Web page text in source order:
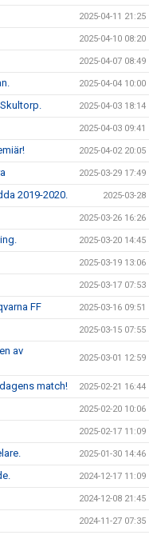
2025-04-11 21:25
2025-04-10 08:20
2025-04-07 08:49
2025-04-04 10:00
2025-04-03 18:14
2025-04-03 09:41
2025-04-02 20:05
2025-03-29 17:49
2019-2020. 2025-03-28
2025-03-26 16:26
2025-03-20 14:45
2025-03-19 13:06
2025-03-17 07:53
FF 2025-03-16 09:51
2025-03-15 07:55
av
2025-03-01 12:59
match! 2025-02-21 16:44
2025-02-20 10:06
2025-02-17 11:09
2025-01-30 14:46
2024-12-17 11:09
2024-12-08 21:45
2024-11-27 07:35